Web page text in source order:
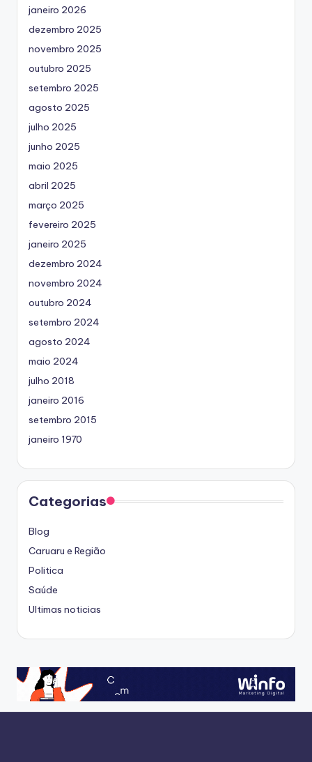
janeiro 2026
dezembro 2025
novembro 2025
outubro 2025
setembro 2025
agosto 2025
julho 2025
junho 2025
maio 2025
abril 2025
março 2025
fevereiro 2025
janeiro 2025
dezembro 2024
novembro 2024
outubro 2024
setembro 2024
agosto 2024
maio 2024
julho 2018
janeiro 2016
setembro 2015
janeiro 1970
Categorias
Blog
Caruaru e Região
Politica
Saúde
Ultimas noticias